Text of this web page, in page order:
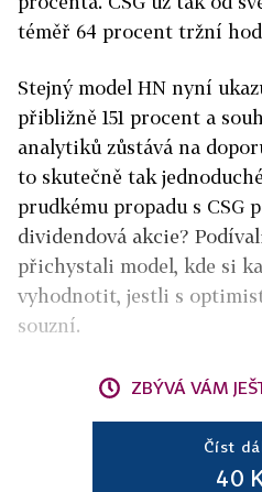
téměř 64 procent tržní
Stejný model HN nyní
přibližně 151 procent a
analytiků zůstává na
to skutečně tak
prudkému propadu s CSG
dividendová akcie?
přichystali model, kde si
vyhodnotit, jestli s
souzní.
ZBÝVÁ VÁM
Číst
40